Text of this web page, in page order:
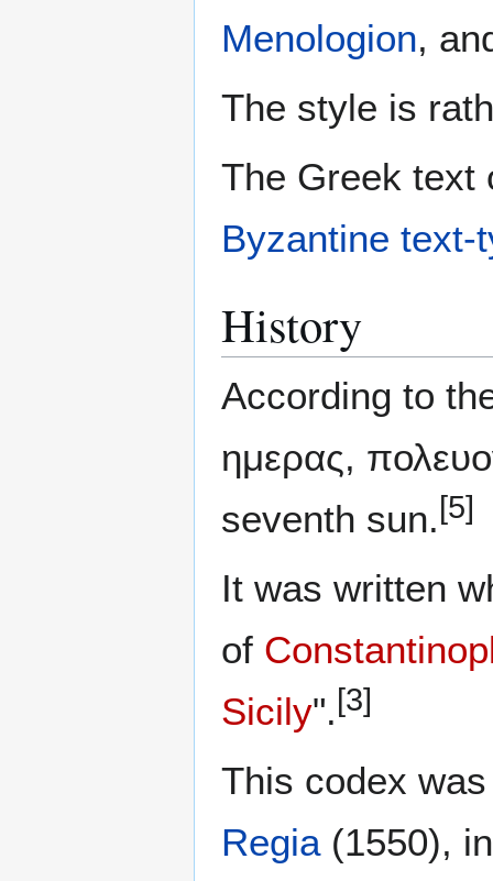
Menologion,
The style is
The Greek text
Byzantine text-
History
According to
ημερας,
seventh sun. [5]
It was written
of
Sicily". [3]
This codex
Regia(1550),